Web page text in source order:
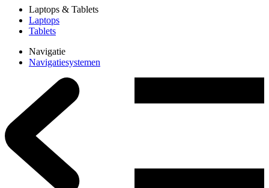
Laptops & Tablets
Laptops
Tablets
Navigatie
Navigatiesystemen